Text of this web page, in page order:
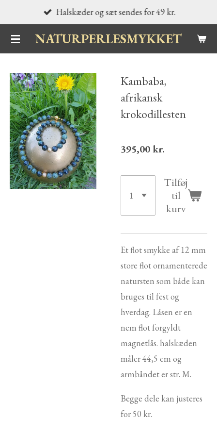
hovedindholdNATURPERLESMYKKET
Halskæder og sæt sendes for 49 kr.
Kambaba,
afrikansk
krokodillesten
395,00 kr.
Tilføj
til
kurv
Et flot smykke af 12 mm
store flot ornamenterede
natursten som både kan
bruges til fest og
hverdag. Låsen er en
nem flot forgyldt
magnetlås. halskæden
måler 44,5 cm og
armbåndet er str. M.
Begge dele kan justeres
for 50 kr.